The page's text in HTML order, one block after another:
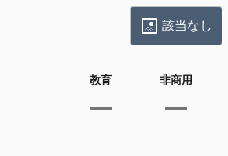
該当なし
教育 非商用